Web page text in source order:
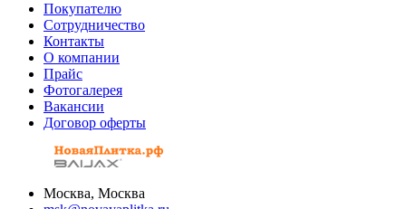
Покупателю
Сотрудничество
Контакты
О компании
Прайс
Фотогалерея
Вакансии
Договор оферты
Москва, Москва